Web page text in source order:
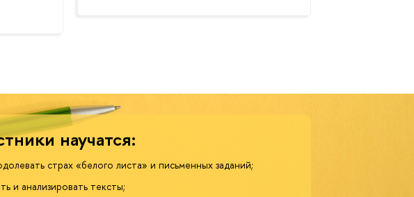
научатся:
страх «белого листа» и письменных заданий;
и анализировать тексты;